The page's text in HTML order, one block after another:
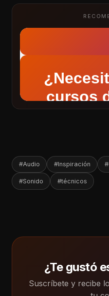
#Audio #Inspiración
#Sonido #técnicos
¿Te gustó
Suscríbete y recibe